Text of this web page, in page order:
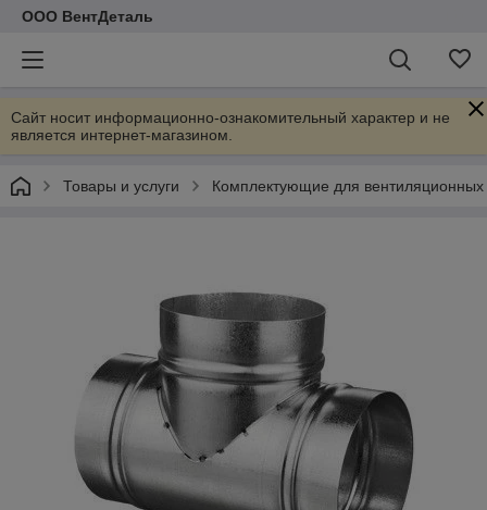
ООО ВентДеталь
Сайт носит информационно-ознакомительный характер и не
является интернет-магазином.
Товары и услуги Комплектующие для вентиляционных